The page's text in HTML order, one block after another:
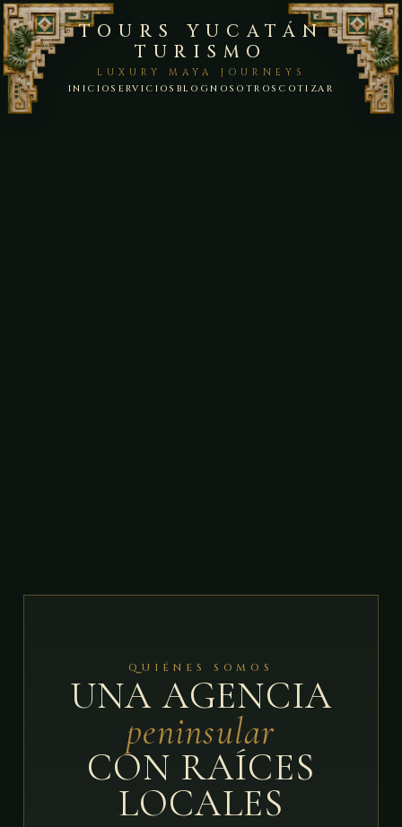
TOURS YUCATÁN
TURISMO
LUXURY MAYA JOURNEYS
INICIO SERVICIOS BLOGNOSOTROS COTIZAR
QUIÉNES SOMOS
UNA AGENCIA
peninsular
CON RAÍCES
LOCALES